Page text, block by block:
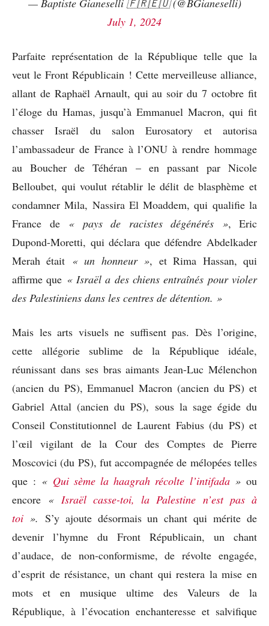
July 1, 2024
Parfaite représentation de la République telle que la
veut le Front Républicain ! Cette merveilleuse alliance,
allant de Raphaël Arnault, qui au soir du 7 octobre fit
l’éloge du Hamas, jusqu’à Emmanuel Macron, qui fit
chasser Israël du salon Eurosatory et autorisa
l’ambassadeur de France à l’ONU à rendre hommage
au Boucher de Téhéran – en passant par Nicole
Belloubet, qui voulut rétablir le délit de blasphème et
condamner Mila, Nassira El Moaddem, qui qualifie la
France de « pays de racistes dégénérés », Eric
Dupond-Moretti, qui déclara que défendre Abdelkader
Merah était « un honneur », et Rima Hassan, qui
affirme que « Israël a des chiens entraînés pour violer
des Palestiniens dans les centres de détention. »
Mais les arts visuels ne suffisent pas. Dès l’origine,
cette allégorie sublime de la République idéale,
réunissant dans ses bras aimants Jean-Luc Mélenchon
(ancien du PS), Emmanuel Macron (ancien du PS) et
Gabriel Attal (ancien du PS), sous la sage égide du
Conseil Constitutionnel de Laurent Fabius (du PS) et
l’œil vigilant de la Cour des Comptes de Pierre
Moscovici (du PS), fut accompagnée de mélopées telles
que : « Qui sème la haagrah récolte l’intifada»ou
encore « Israël casse-toi, la Palestine n’est pas à
toi ». S’y ajoute désormais un chant qui mérite de
devenir l’hymne du Front Républicain, un chant
d’audace, de non-conformisme, de révolte engagée,
d’esprit de résistance, un chant qui restera la mise en
mots et en musique ultime des Valeurs de la
République, à l’évocation enchanteresse et salvifique